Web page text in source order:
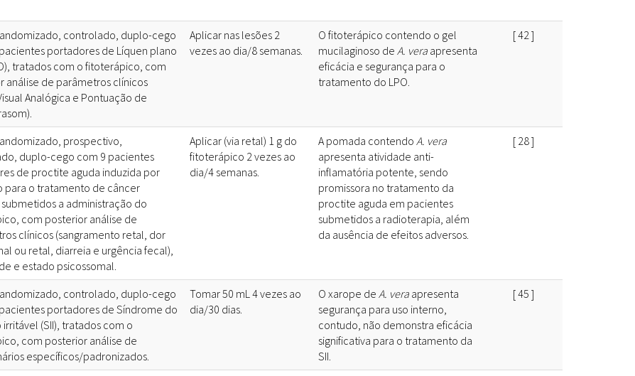
controlado, duplo-cego
portadores de Líquen plano
tratados com o fitoterápico, com
análise de parâmetros clínicos
Analógica e Pontuação de
Aplicar nas lesões 2
vezes ao dia/8 semanas.
O fitoterápico contendo o gel
mucilaginoso de A. vera apresenta
eficácia e segurança para o
tratamento do LPO.
[42]
prospectivo,
duplo-cego com 9 pacientes
de proctite aguda induzida por
para o tratamento de câncer
a administração do
com posterior análise de
clínicos (sangramento retal, dor
ou retal, diarreia e urgência fecal),
e estado psicossomal.
Aplicar (via retal) 1 g do
fitoterápico 2 vezes ao
dia/4 semanas.
A pomada contendo A. vera
apresenta atividade anti-
inflamatória potente, sendo
promissora no tratamento da
proctite aguda em pacientes
submetidos a radioterapia, além
da ausência de efeitos adversos.
[ 28]
controlado, duplo-cego
portadores de Síndrome do
irritável (SII), tratados com o
com posterior análise de
específicos/padronizados.
Tomar 50 mL 4 vezes ao
dia/30 dias.
O xarope de A. vera apresenta
segurança para uso interno,
contudo, não demonstra eficácia
significativa para o tratamento da
SII.
[45 ]